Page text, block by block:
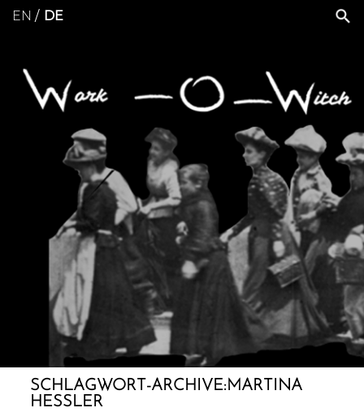
EN DE
SCHLAGWORT-ARCHIVE:MARTINA
HESSLER